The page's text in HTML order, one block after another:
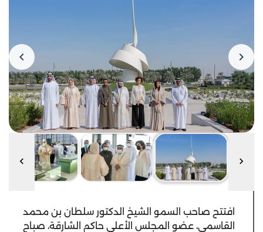
افتتح صاحب السمو الشيخ الدكتور سلطان بن محمد
القاسمي، عضو المجلس الأعلى حاكم الشارقة، صباح